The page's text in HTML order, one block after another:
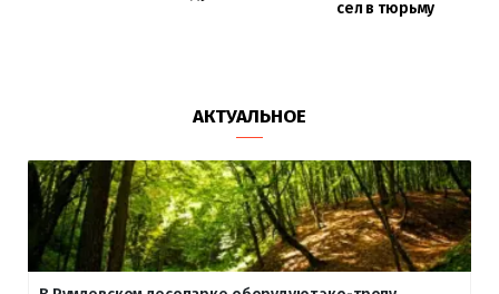
сел в тюрьму
АКТУАЛЬНОЕ